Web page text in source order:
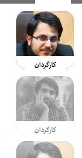
کارگردان
کارگردان